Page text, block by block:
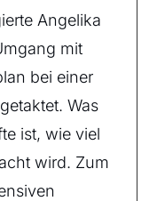
Angelika
mit
bei einer
Was
ist, wie viel
wird. Zum